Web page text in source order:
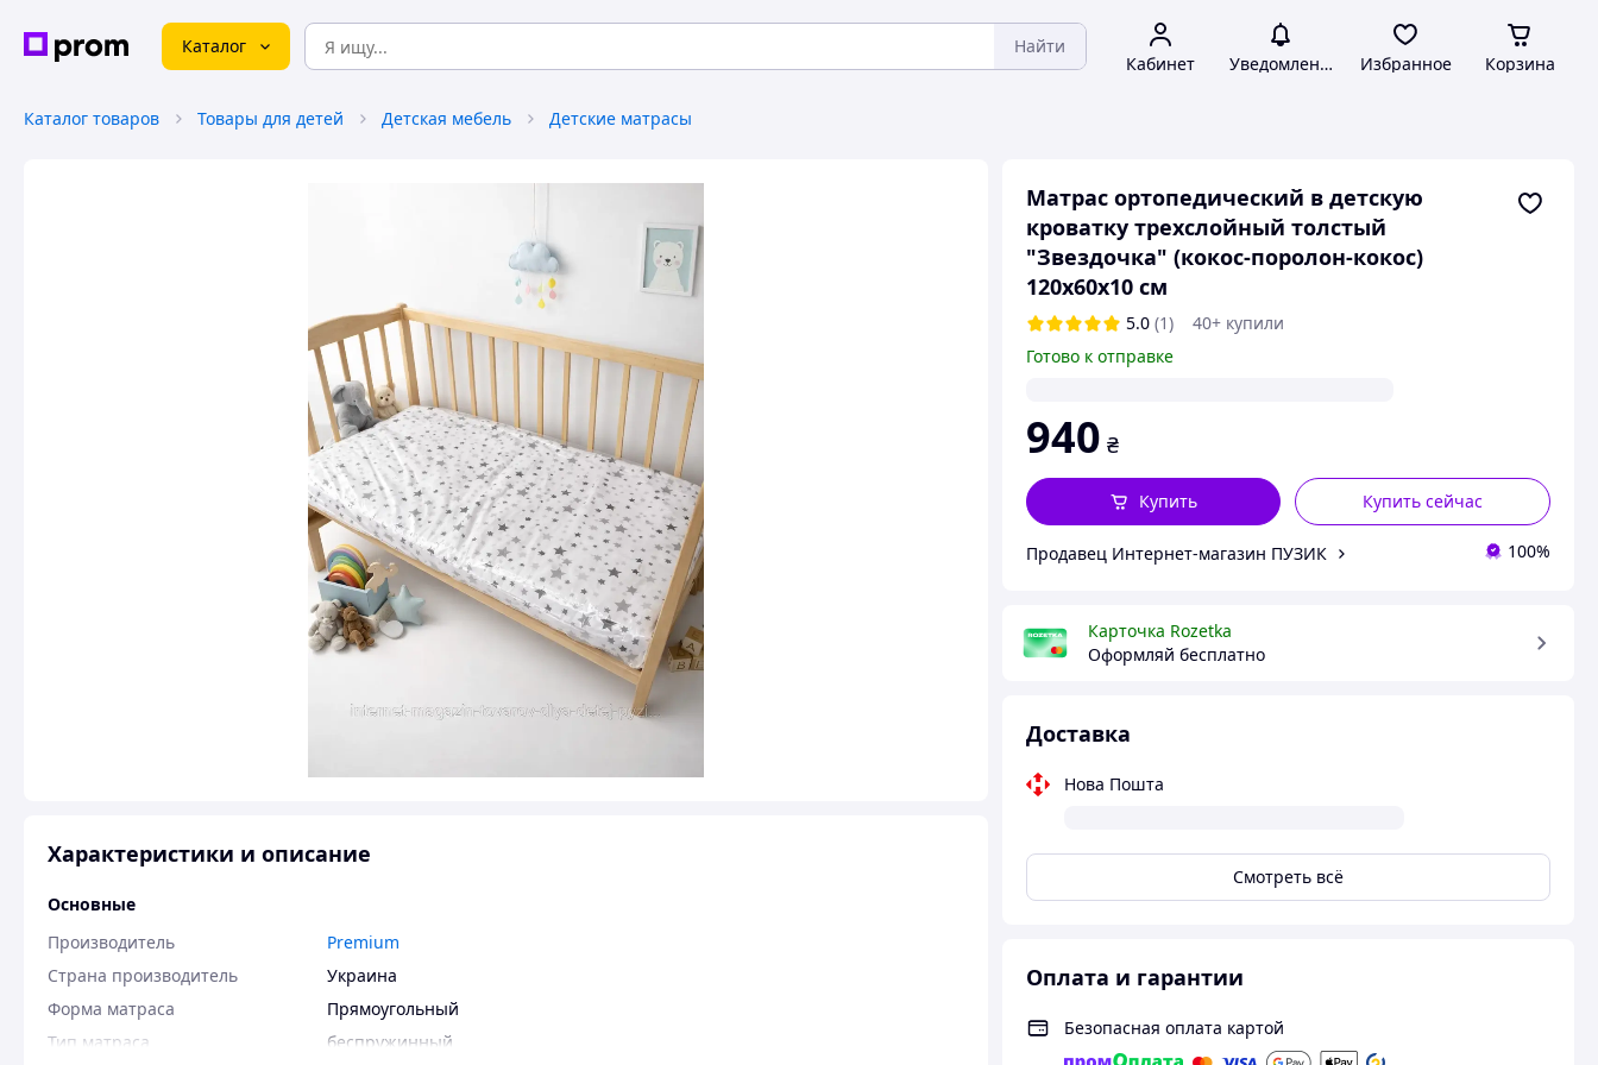
Каталог Найти
Кабинет Уведомления Избранное Корзина
Каталог товаров Товары для детей Детская мебель Детские матрасы
Матрас ортопедический в детскую
кроватку трехслойный толстый
"Звездочка" (кокос-поролон-кокос)
120х60х10 см
5.0 (1)
40+ купили
Готово к отправке
940 ₴
Купить сейчас
Купить
Продавец Интернет-магазин ПУЗИК 100%
Карточка Rozetka
Оформляй бесплатно
Доставка
Нова Пошта
Смотреть всё
Оплата и гарантии
Безопасная оплата картой
Характеристики и описание
Основные
Производитель
Premium
Страна производитель
Украина
Форма матраса
Прямоугольный
Тип матраса
беспружинный